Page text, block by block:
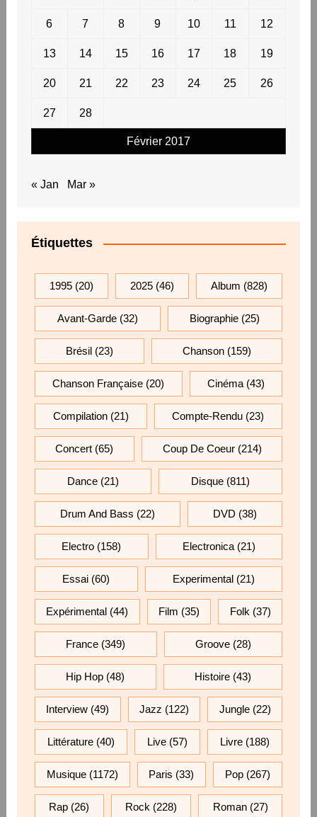
Février 2017
6 7 8 9 10 11 12
13 14 15 16 17 18 19
20 21 22 23 24 25 26
27 28
« Jan Mar »
Étiquettes
1995(20) 2025 (46) Album (828)
Avant-Garde(32) Biographie (25)
Brésil(23) Chanson (159)
Chanson Française (20) Cinéma(43)
Compilation(21) Compte-Rendu (23)
Concert (65) Coup De Coeur(214)
Dance(21) Disque (811)
Drum And Bass (22) DVD (38)
Electro (158) Electronica(21)
Essai (60) Experimental(21)
Expérimental (44) Film (35) Folk (37)
France (349) Groove(28)
Hip Hop (48) Histoire(43)
Interview (49) Jazz (122) Jungle(22)
Littérature(40) Live (57) Livre (188)
Musique(1172) Paris (33) Pop (267)
Rap (26) Rock (228) Roman(27)